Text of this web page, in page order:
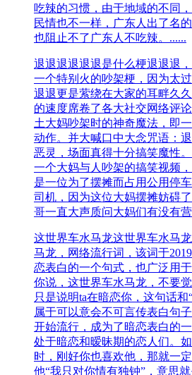
吃辣的习惯，由于地域的不同
民情也不一样，广东人出了名
也阻止不了广东人不吃辣。......
退退退退退退是什么梗退退退
一个特别火的吵架梗，因为太
退退更是萦绕在大家的耳畔久
的速度席卷了各大社交网络评
土大妈吵架时的神奇魔法，即
动作。并大喊口中大念咒语：
恶灵，场面真得十分搞笑魔性
一个大妈与人吵架的搞笑视频
是一位为了摆摊而占用公用停
司机，因为这位大妈摆摊妨碍
哥一直大声质问大妈们有没有营
这世界车水马龙这世界车水马
马龙，网络流行词，该词于
恋表白的一个句式，也广泛用
你说，这世界车水马龙，不要
只是说明ta在暗恋你，这句话和
属于可以意会不可言传表白句
开始流行，成为了暗恋表白的
处于暗恋和暧昧期的恋人们。
时，刚好你也喜欢他，那就一
他“我只对你情有独钟”，意思